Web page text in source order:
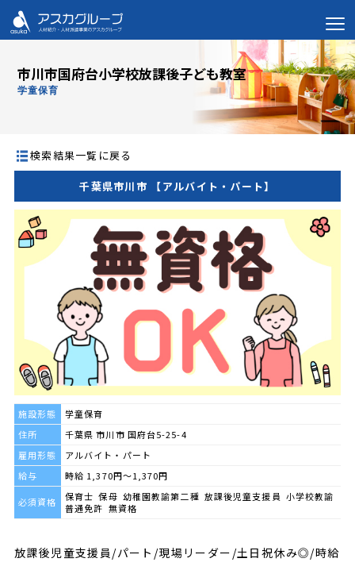
市川市国府台小学校放課後子ども教室
学童保育
検索結果一覧に戻る
千葉県市川市 【アルバイト・パート】
施設形態
学童保育
住所
千葉県 市川市 国府台5-25-4
雇用形態
アルバイト・パート
給与
時給 1,370円～1,370円
必須資格
保育士 保母 幼稚園教諭第二種 放課後児童支援員 小学校教諭
普通免許 無資格
放課後児童支援員/パート/現場リーダー/土日祝休み◎/時給